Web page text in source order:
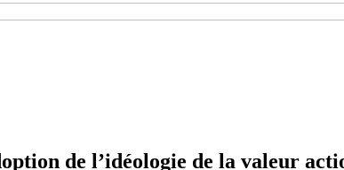
de l’idéologie de la valeur